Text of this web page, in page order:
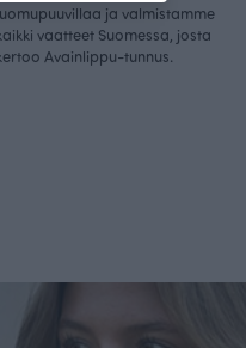
ja valmistamme
vaatteet Suomessa, josta
Avainlippu-tunnus.